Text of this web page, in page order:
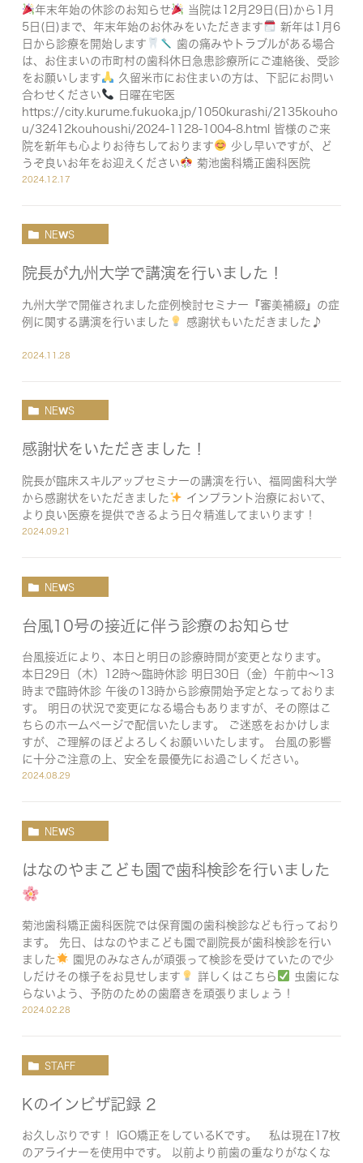
年末年始の休診のお知らせ
当院は12月29日(日)から1月
5日(日)まで、年末年始のお休みをいただきます
新年は1月6
日から診療を開始します
歯の痛みやトラブルがある場合
は、お住まいの市町村の歯科休日急患診療所にご連絡後、受診
をお願いします
久留米市にお住まいの方は、下記にお問い
合わせください
日曜在宅医
https://city.kurume.fukuoka.jp/1050kurashi/2135kouho
u/32412kouhoushi/2024-1128-1004-8.html 皆様のご来
院を新年も心よりお待ちしております
少し早いですが、ど
うぞ良いお年をお迎えください
菊池歯科矯正歯科医院
2024.12.17
NEWS
院長が九州大学で講演を行いました！
九州大学で開催されました症例検討セミナー『審美補綴』の症
例に関する講演を行いました
感謝状もいただきました♪
2024.11.28
NEWS
感謝状をいただきました！
院長が臨床スキルアップセミナーの講演を行い、福岡歯科大学
から感謝状をいただきました
インプラント治療において、
より良い医療を提供できるよう日々精進してまいります！
2024.09.21
NEWS
台風10号の接近に伴う診療のお知らせ
台風接近により、本日と明日の診療時間が変更となります。
本日29日（木）12時〜臨時休診 明日30日（金）午前中〜13
時まで臨時休診 午後の13時から診療開始予定となっておりま
す。 明日の状況で変更になる場合もありますが、その際はこ
ちらのホームページで配信いたします。 ご迷惑をおかけしま
すが、ご理解のほどよろしくお願いいたします。 台風の影響
に十分ご注意の上、安全を最優先にお過ごしください。
2024.08.29
NEWS
はなのやまこども園で歯科検診を行いました
菊池歯科矯正歯科医院では保育園の歯科検診なども行っており
ます。 先日、はなのやまこども園で副院長が歯科検診を行い
ました
園児のみなさんが頑張って検診を受けていたので少
しだけその様子をお見せします
詳しくはこちら
虫歯にな
らないよう、予防のための歯磨きを頑張りましょう！
2024.02.28
STAFF
Kのインビザ記録 2
お久しぶりです！ IGO矯正をしているKです。 私は現在17枚
のアライナーを使用中です。 以前より前歯の重なりがなくな